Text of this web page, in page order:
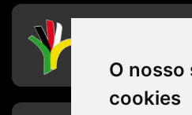
O nosso
cookies